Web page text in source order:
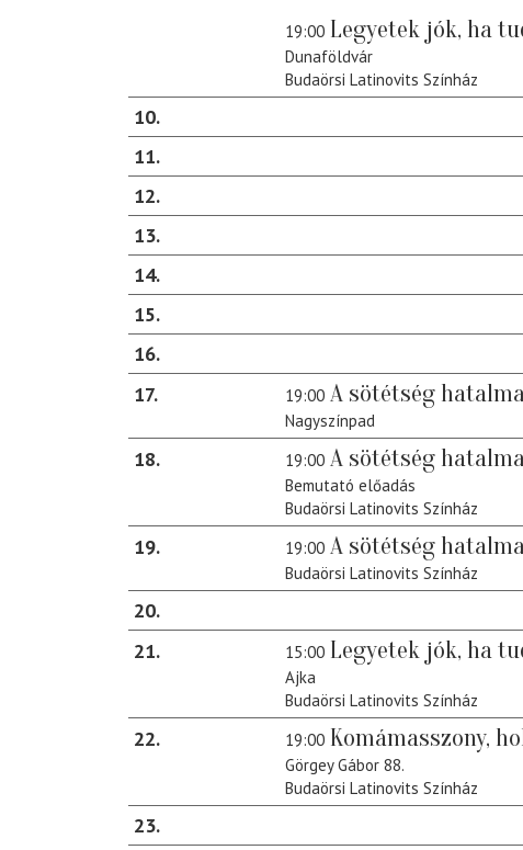
19:00 Legyetek jók, ha
Dunaföldvár
Budaörsi Latinovits Színház
10
11
12
13
14
15
16
17
19:00 A sötétség
Nagyszínpad
18 19:00 A sötétség
Bemutató előadás
Budaörsi Latinovits Színház
19 19:00 A sötétség
Budaörsi Latinovits Színház
20
21
15:00 Legyetek jók, ha
Ajka
Budaörsi Latinovits Színház
22 19:00 Komámasszony,
Görgey Gábor 88.
Budaörsi Latinovits Színház
23